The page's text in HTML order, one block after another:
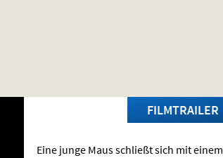
FILMTRAILER
Eine junge Maus schließt sich mit einem